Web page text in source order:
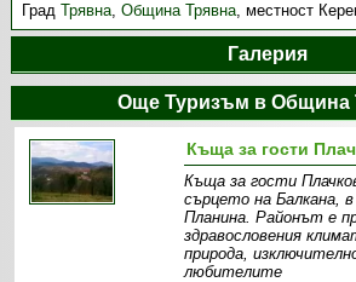
ГрадТрявна,Община Трявна,местност
Галерия
Още Туризъм в Община
Къща за гости
Къща за гости
сърцето на Балкана,
Планина. Районът е
здравословения
природа,
любителите